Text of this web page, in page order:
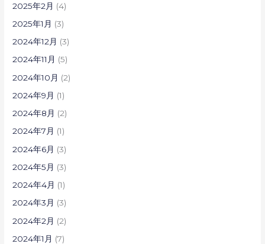
2025年2月 (4)
2025年1月 (3)
2024年12月 (3)
2024年11月 (5)
2024年10月 (2)
2024年9月 (1)
2024年8月 (2)
2024年7月 (1)
2024年6月 (3)
2024年5月 (3)
2024年4月 (1)
2024年3月 (3)
2024年2月 (2)
2024年1月 (7)